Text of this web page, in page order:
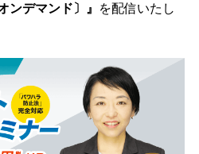
ンデマンド〕』
を配信いたし